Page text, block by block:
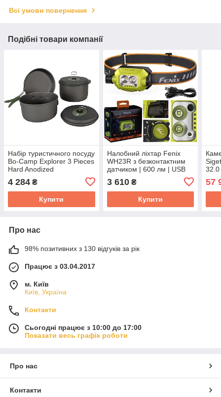
Всі умови повернення
Подібні товари компанії
Набір туристичного посуду
Bo-Camp Explorer 3 Pieces
Hard Anodized
4 284 ₴
Купити
Налобний ліхтар Fenix
WH23R з безконтактним
датчиком | 600 лм | USB
3 610₴
Купити
32.0
57
Про нас
98% позитивних з 130 відгуків за рік
Працює з 03.04.2017
м. Київ
Київ, Україна
Контакти
Сьогодні працює з 10:00 до 17:00
Показати весь графік роботи
Про нас
Контакти